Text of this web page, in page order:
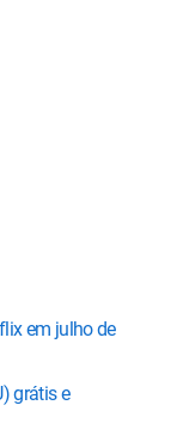
em julho de
grátis e